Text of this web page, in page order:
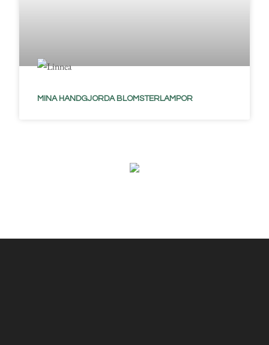
MINA HANDGJORDA BLOMSTERLAMPOR